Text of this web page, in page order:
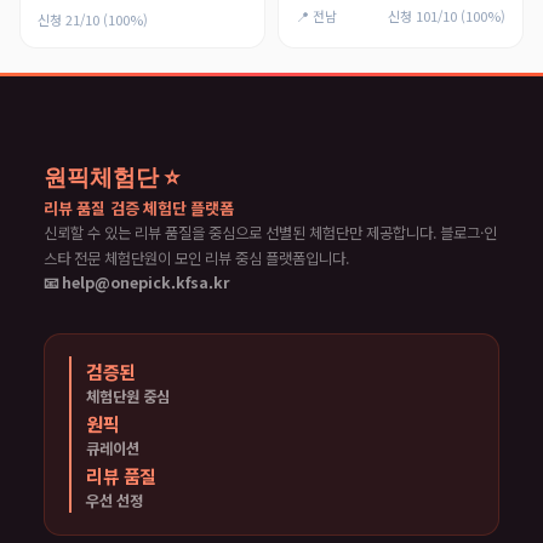
신청 21/10 (100%) 📍 전남 신청 101/10 (100%)
원픽체험단 ⭐
리뷰 품질 검증 체험단 플랫폼
신뢰할 수 있는 리뷰 품질을 중심으로 선별된 체험단만 제공합니다. 블로그·인
스타 전문 체험단원이 모인 리뷰 중심 플랫폼입니다.
📧 help@onepick.kfsa.kr
검증된
체험단원 중심
원픽
큐레이션
리뷰 품질
우선 선정